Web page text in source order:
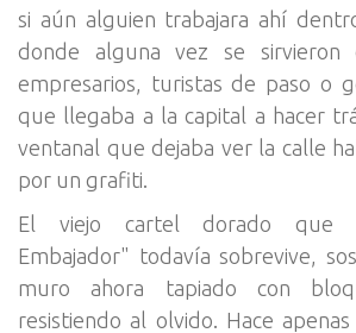
si aún alguien trabajara ahí
donde alguna vez se sirvieron
empresarios, turistas de paso o
que llegaba a la capital a hacer
ventanal que dejaba ver la calle
por un grafiti.
El viejo cartel dorado que
Embajador" todavía sobrevive,
muro ahora tapiado con
resistiendo al olvido. Hace